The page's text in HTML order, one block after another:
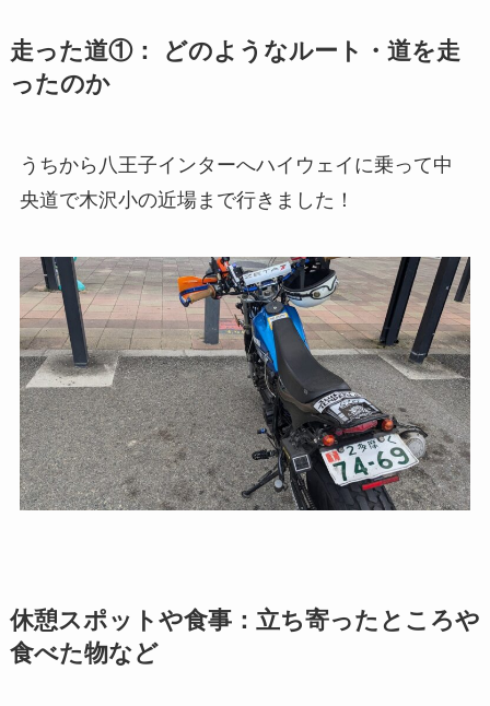
走った道①： どのようなルート・道を走
ったのか
うちから八王子インターへハイウェイに乗って中
央道で木沢小の近場まで行きました！
休憩スポットや食事：立ち寄ったところや
食べた物など